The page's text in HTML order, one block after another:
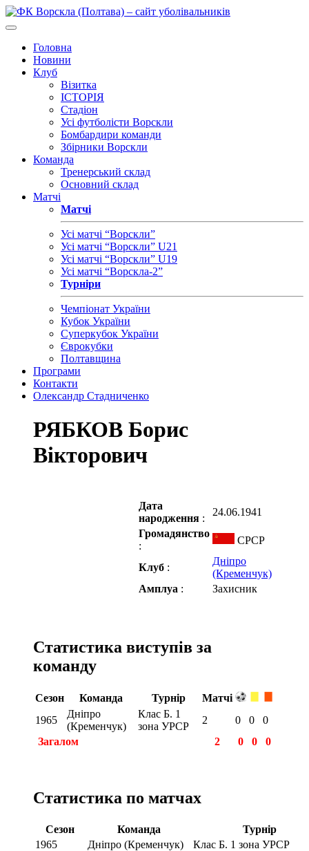
Головна
Новини
Клуб
Візитка
ІСТОРІЯ
Стадіон
Усі футболісти Ворскли
Бомбардири команди
Збірники Ворскли
Команда
Тренерський склад
Основний склад
Матчі
Матчі
Усі матчі “Ворскли”
Усі матчі “Ворскли” U21
Усі матчі “Ворскли” U19
Усі матчі “Ворскла-2”
Турніри
Чемпіонат України
Кубок України
Суперкубок України
Єврокубки
Полтавщина
Програми
Контакти
Олександр Стадниченко
РЯБКОВ Борис
Вікторович
Дата
народження :
24.06.1941
Громадянство
:
СРСР
Клуб :
Дніпро
(Кременчук)
Амплуа : Захисник
Статистика виступів за
команду
Сезон Команда Турнір
Матчі
1965
Дніпро
(Кременчук)
Клас Б. 1
зона УРСР
2 0 0
0
Загалом
2 0 0 0
Статистика по матчах
Сезон Команда
Турнір
1965
Дніпро (Кременчук)
Клас Б. 1 зона УРСР